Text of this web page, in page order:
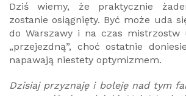
Dziś wiemy, że praktycznie
zostanie osiągnięty. Być może uda
do Warszawy i na czas mistrzostw
„przejezdną”, choć ostatnie
napawają niestety optymizmem.
Dzisiaj przyznaję i boleję nad tym